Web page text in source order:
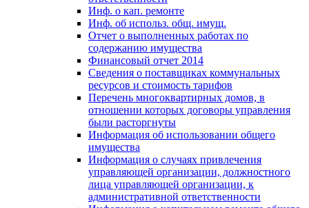
Инф. о кап. ремонте
Инф. об использ. общ. имущ.
Отчет о выполненных работах по
содержанию имущества
Финансовый отчет 2014
Сведения о поставщиках коммунальных
ресурсов и стоимость тарифов
Перечень многоквартирных домов, в
отношении которых договоры управления
были расторгнуты
Информация об использовании общего
имущества
Информация о случаях привлечения
управляющей организации, должностного
лица управляющей организации, к
административной ответственности